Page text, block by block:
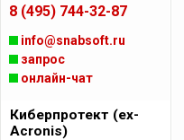
8 (495) 744-32-87
info@snabsoft.ru
запрос
онлайн-чат
Киберпротект (ex-
Acronis)